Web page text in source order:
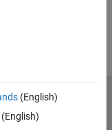
(English)
Richtlinien